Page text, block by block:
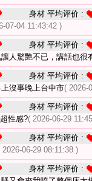
身材 平均评价 :
07-04 11:43:42 )
身材 平均评价 :
人驚艷不已，講話也很
身材 平均评价 :
沒事晚上台中市( 2026-
身材 平均评价 :
性感?( 2026-06-29
身材 平均评价 :
2026-06-29 08:11:38 )
身材 平均评价 :